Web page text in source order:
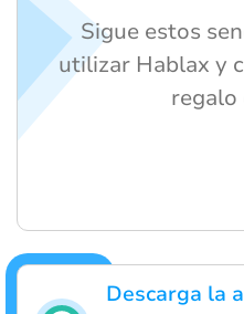
Descarga la
Sigue estos
utilizar Hablax y
regalo